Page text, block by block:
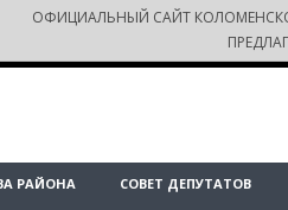
ОФИЦИАЛЬНЫЙ САЙТ
РАЙОНА СОВЕТ ДЕПУТАТОВ